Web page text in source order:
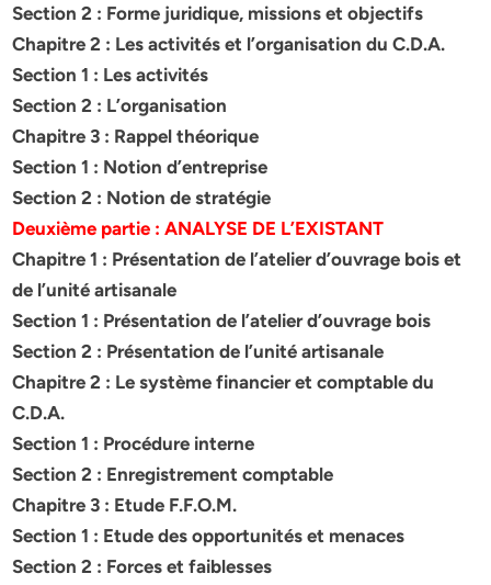
Section 2 : Forme juridique, missions et objectifs
Chapitre 2 : Les activités et l’organisation du C.D.A.
Section 1 : Les activités
Section 2 : L’organisation
Chapitre 3 : Rappel théorique
Section 1 : Notion d’entreprise
Section 2 : Notion de stratégie
Deuxième partie : ANALYSE DE L’EXISTANT
Chapitre 1 : Présentation de l’atelier d’ouvrage bois et
de l’unité artisanale
Section 1 : Présentation de l’atelier d’ouvrage bois
Section 2 : Présentation de l’unité artisanale
Chapitre 2 : Le système financier et comptable du
C.D.A.
Section 1 : Procédure interne
Section 2 : Enregistrement comptable
Chapitre 3 : Etude F.F.O.M.
Section 1 : Etude des opportunités et menaces
Section 2 : Forces et faiblesses